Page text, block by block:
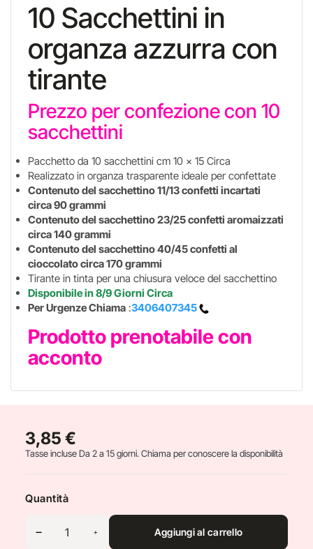
10 Sacchettini in
organza azzurra con
tirante
Prezzo per confezione con 10
sacchettini
Pacchetto da 10 sacchettini cm 10 x 15 Circa
Realizzato in organza trasparente ideale per confettate
Contenuto del sacchettino 11/13 confetti incartati
circa 90 grammi
Contenuto del sacchettino 23/25 confetti aromaizzati
circa 140 grammi
Contenuto del sacchettino 40/45 confetti al
cioccolato circa 170 grammi
Tirante in tinta per una chiusura veloce del sacchettino
Disponibile in 8/9 Giorni Circa
Per Urgenze Chiama :3406407345
Prodotto prenotabile con
acconto
3,85 €
Tasse incluseDa 2 a 15 giorni. Chiama per conoscere la disponibilità
Quantità
Aggiungi al carrello